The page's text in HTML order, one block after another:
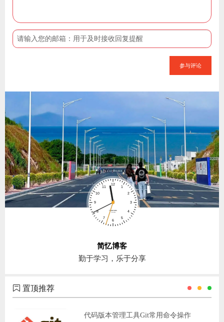
参与评论
简忆博客
勤于学习，乐于分享
置顶推荐
代码版本管理工具Git常用命令操作